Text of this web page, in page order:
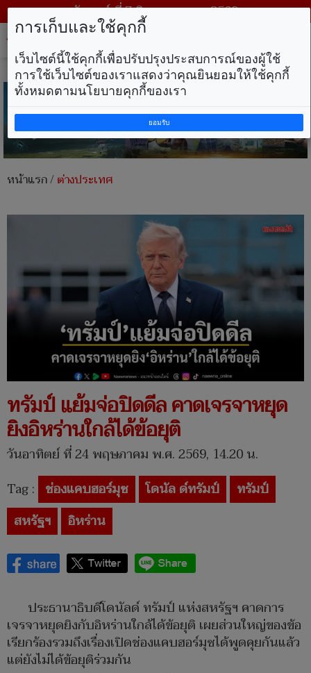
วันศุกร์ ที่ 7 สิงหาคม พ.ศ. 2569
หน้าแรก/ต่างประเทศ
ทรัมป์ แย้มจ่อปิดดีล คาดเจรจาหยุด
ยิงอิหร่านใกล้ได้ข้อยุติ
วันอาทิตย์ ที่ 24 พฤษภาคม พ.ศ. 2569, 14.20 น.
Tag : ช่องแคบฮอร์มุซ โดนัล ด์ทรัมป์
ทรัมป์
สหรัฐฯ
อิหร่าน
ประธานาธิบดีโดนัลด์ ทรัมป์ แห่งสหรัฐฯ คาดการ
เจรจาหยุดยิงกับอิหร่านใกล้ได้ข้อยุติ เผยส่วนใหญ่ของข้อ
เรียกร้องรวมถึงเรื่องเปิดช่องแคบฮอร์มุซได้พูดคุยกันแล้ว
แต่ยังไม่ได้ข้อยุติร่วมกัน
การเก็บและใช้คุกกี้
เว็บไซต์นี้ใช้คุกกี้เพื่อปรับปรุงประสบการณ์ของผู้ใช้
การใช้เว็บไซต์ของเราแสดงว่าคุณยินยอมให้ใช้คุกกี้
ทั้งหมดตามนโยบายคุกกี้ของเรา
ยอมรับ